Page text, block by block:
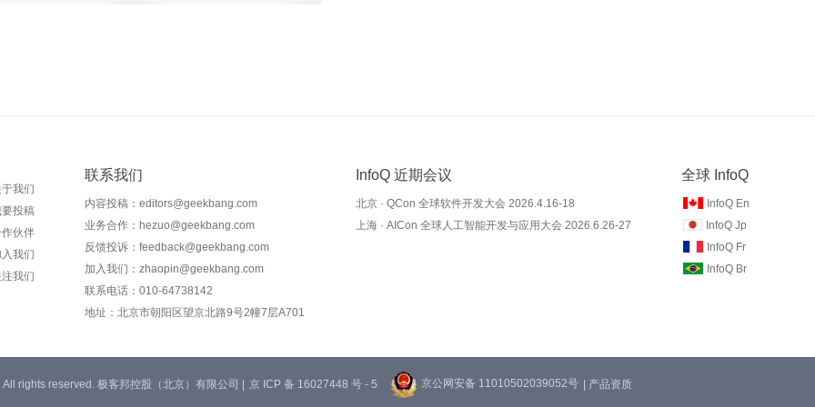
我们
投稿
伙伴
我们
我们
联系我们
内容投稿：editors@geekbang.com
业务合作：hezuo@geekbang.com
反馈投诉：feedback@geekbang.com
加入我们：zhaopin@geekbang.com
联系电话：010-64738142
地址：北京市朝阳区望京北路9号2幢7层A701
InfoQ 近期会议
北京 · QCon 全球软件开发大会 2026.4.16-18
上海 · AICon 全球人工智能开发与应用大会 2026.6.26-27
全球 InfoQ
InfoQ En
InfoQ Jp
InfoQ Fr
InfoQ Br
rights reserved. 极客邦控股（北京）有限公司 | 京 ICP 备 16027448 号 - 5 京公网安备 11010502039052号 | 产品资质